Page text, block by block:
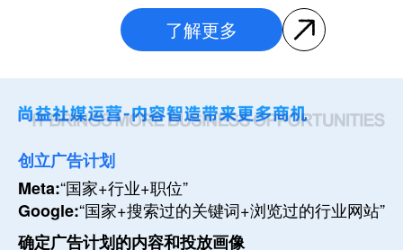
了解更多
创立广告计划
Meta:“国家+行业+职位”
Google:“国家+搜索过的关键词+浏览过的行业网站”
确定广告计划的内容和投放画像